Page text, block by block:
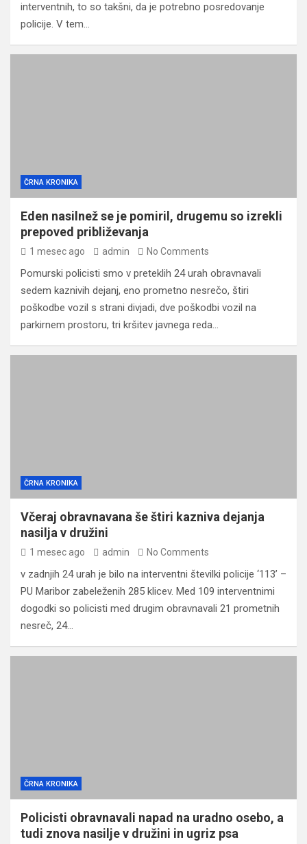
interventnih, to so takšni, da je potrebno posredovanje
policije. V tem…
ČRNA KRONIKA
Eden nasilnež se je pomiril, drugemu so izrekli
prepoved približevanja
1 mesec ago admin No Comments
Pomurski policisti smo v preteklih 24 urah obravnavali
sedem kaznivih dejanj, eno prometno nesrečo, štiri
poškodbe vozil s strani divjadi, dve poškodbi vozil na
parkirnem prostoru, tri kršitev javnega reda…
ČRNA KRONIKA
Včeraj obravnavana še štiri kazniva dejanja
nasilja v družini
1 mesec ago admin No Comments
v zadnjih 24 urah je bilo na interventni številki policije ‘113’ –
PU Maribor zabeleženih 285 klicev. Med 109 interventnimi
dogodki so policisti med drugim obravnavali 21 prometnih
nesreč, 24…
ČRNA KRONIKA
Policisti obravnavali napad na uradno osebo, a
tudi znova nasilje v družini in ugriz psa